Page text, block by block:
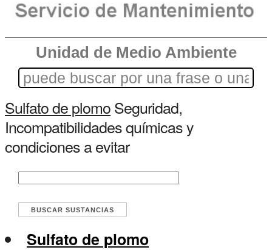
Unidad de Medio Ambiente
Sulfato de plomoSeguridad,
Incompatibilidades químicas y
condiciones a evitar
Sulfato de plomo